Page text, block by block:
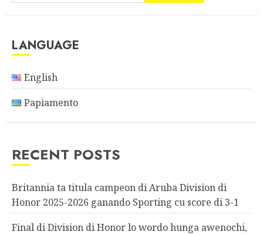
LANGUAGE
English
Papiamento
RECENT POSTS
Britannia ta titula campeon di Aruba Division di
Honor 2025-2026 ganando Sporting cu score di 3-1
Final di Division di Honor lo wordo hunga awenochi,